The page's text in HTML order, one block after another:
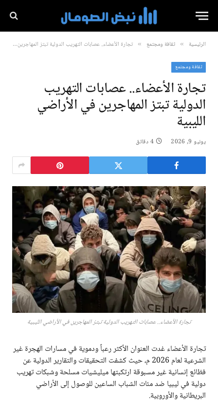
الرئيسية » ثقافة ومجتمع » تجارة الأعضاء.. عصابات التهريب الدولية تبتز المهاجرين في الأراضي الليبية
ثقافة ومجتمع
تجارة الأعضاء.. عصابات التهريب
الدولية تبتز المهاجرين في الأراضي
الليبية
يونيو 9, 2026 4 دقائق
تجارة الأعضاء.. عصابات التهريب الدولية تبتز المهاجرين في الأراضي الليبية
تجارة الأعضاء غدت العنوان الأكثر رعباً ودموية في مسارات الهجرة غير
الشرعية لعام 2026 م، حيث كشفت التحقيقات والتقارير الدولية عن
فظائع إنسانية غير مسبوقة ارتكبتها ميليشيات مسلحة وشبكات تهريب
دولية في ليبيا ضد مئات الشباب الساعين للوصول إلى الأراضي
البريطانية والأوروبية.